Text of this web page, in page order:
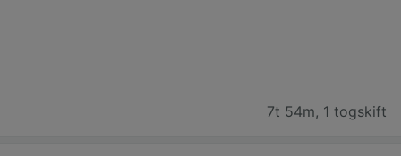
7t 54m, 1 togskift